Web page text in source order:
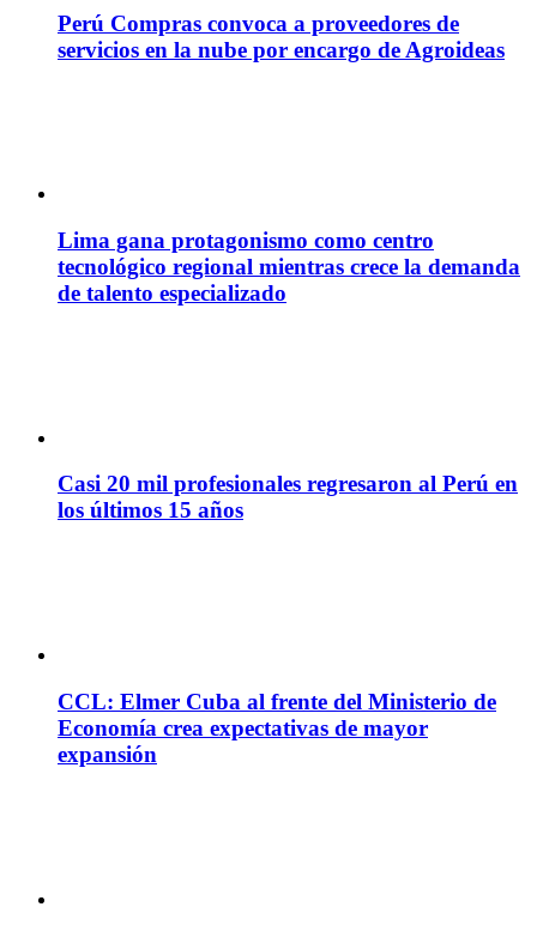
Perú Compras convoca a proveedores de
servicios en la nube por encargo de Agroideas
Lima gana protagonismo como centro
tecnológico regional mientras crece la demanda
de talento especializado
Casi 20 mil profesionales regresaron al Perú en
los últimos 15 años
CCL: Elmer Cuba al frente del Ministerio de
Economía crea expectativas de mayor
expansión